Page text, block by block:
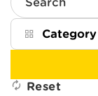
Search
Category
Reset